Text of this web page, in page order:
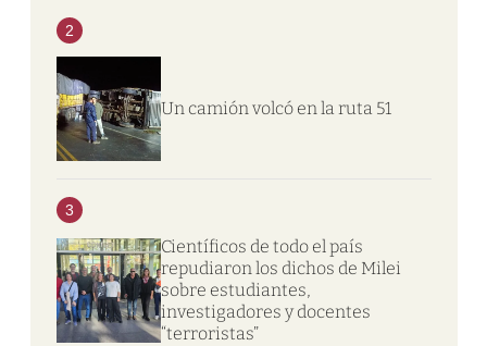
2
Un camión volcó en la ruta 51
3
Científicos de todo el país
repudiaron los dichos de Milei
sobre estudiantes,
investigadores y docentes
“terroristas”